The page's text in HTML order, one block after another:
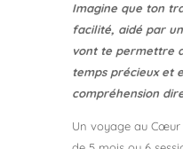
Imagine que ton
facilité, aidé par
vont te permettre
temps précieux et
compréhension
Un voyage au Cœur